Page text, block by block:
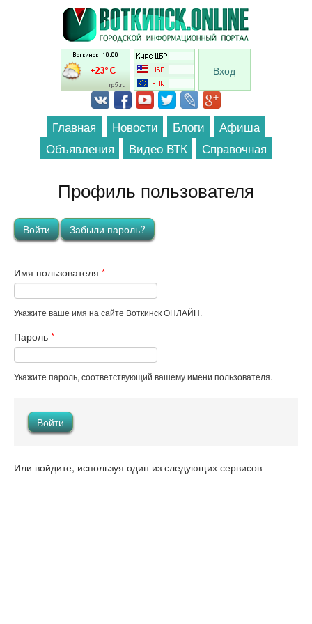
Перейти к основному содержанию
Вход
Главная Новости Блоги
Афиша
Объявления
Видео ВТК Справочная
Профиль пользователя
Главные вкладки
Войти(активная вкладка)
Забыли пароль?
Имя пользователя *
Укажите ваше имя на сайте Воткинск ОНЛАЙН.
Пароль *
Укажите пароль, соответствующий вашему имени пользователя.
Или войдите, используя один из следующих сервисов